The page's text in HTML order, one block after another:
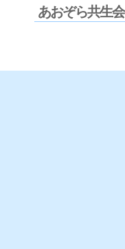
あおぞら共生会